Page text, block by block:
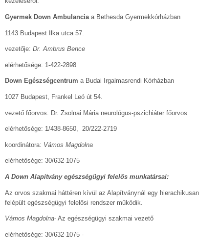
Gyermek Down Ambulanciaa Bethesda Gyermekkórházban
1143 Budapest Ilka utca 57.
vezetője: Dr. Ambrus Bence
elérhetősége: 1-422-2898
Down Egészségcentrum a Budai Irgalmasrendi Kórházban
1027 Budapest, Frankel Leó út 54.
vezető főorvos: Dr. Zsolnai Mária neurológus-pszichiáter főorvos
elérhetősége: 1/438-8650, 20/222-2719
koordinátora: Vámos Magdolna
elérhetősége: 30/632-1075
A Down Alapítvány egészségügyi felelős munkatársai:
Az orvos szakmai háttéren kívül az Alapítványnál egy hierachikusan
felépült egészségügyi felelősi rendszer működik.
Vámos Magdolna- Az egészségügyi szakmai vezető
elérhetősége: 30/632-1075 -